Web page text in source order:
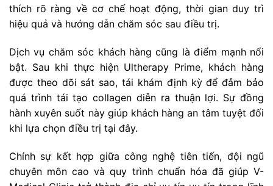
thích rõ ràng về cơ chế hoạt động, thời gian duy trì
hiệu quả và hướng dẫn chăm sóc sau điều trị.
Dịch vụ chăm sóc khách hàng cũng là điểm mạnh nổi
bật. Sau khi thực hiện Ultherapy Prime, khách hàng
được theo dõi sát sao, tái khám định kỳ để đảm bảo
quá trình tái tạo collagen diễn ra thuận lợi. Sự đồng
hành xuyên suốt này giúp khách hàng an tâm tuyệt đối
khi lựa chọn điều trị tại đây.
Chính sự kết hợp giữa công nghệ tiên tiến, đội ngũ
chuyên môn cao và quy trình chuẩn hóa đã giúp V-